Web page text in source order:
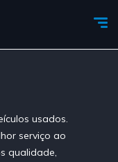
usados.
serviço ao
qualidade,